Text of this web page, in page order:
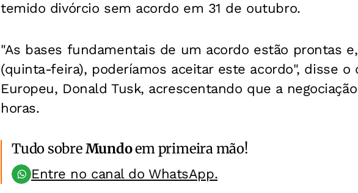
temido divórcio sem acordo em 31 de outubro.
"As bases fundamentais de um acordo estão prontas
(quinta-feira), poderíamos aceitar este acordo", disse o
Europeu, Donald Tusk, acrescentando que a
horas.
Tudo sobreMundoem primeira mão!
Entre no canal do WhatsApp.